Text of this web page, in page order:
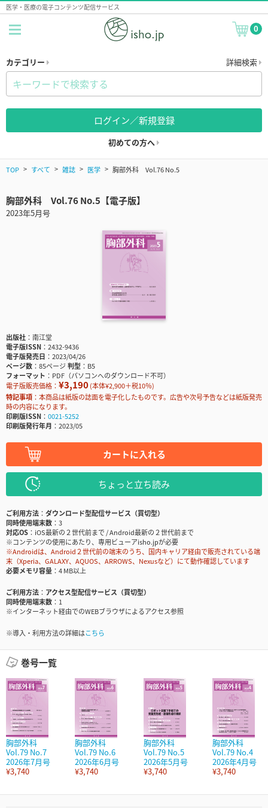
医学・医療の電子コンテンツ配信サービス
0
カテゴリー 詳細検索
ログイン／新規登録
初めての方へ
TOP すべて 雑誌 医学 胸部外科 Vol.76 No.5
胸部外科 Vol.76 No.5【電子版】
2023年5月号
出版社
南江堂
電子版ISSN
2432-9436
電子版発売日
2023/04/26
ページ数
85ページ判型
B5
フォーマット
PDF（パソコンへのダウンロード不可）
電子版販売価格： ¥3,190(本体¥2,900＋税10％)
特記事項
本商品は紙版の誌面を電子化したものです。広告や次号予告などは紙版発売
時の内容になります。
印刷版ISSN
0021-5252
印刷版発行年月
2023/05
カートに入れる
ちょっと立ち読み
ご利用方法
ダウンロード型配信サービス（買切型）
同時使用端末数
3
対応OS
iOS最新の２世代前まで / Android最新の２世代前まで
※コンテンツの使用にあたり、専用ビューアisho.jpが必要
※Androidは、Android２世代前の端末のうち、国内キャリア経由で販売されている端
末（Xperia、GALAXY、AQUOS、ARROWS、Nexusなど）にて動作確認しています
必要メモリ容量
4 MB以上
ご利用方法
アクセス型配信サービス（買切型）
同時使用端末数
1
※インターネット経由でのWEBブラウザによるアクセス参照
※導入・利用方法の詳細はこちら
巻号一覧
胸部外科
Vol.79 No.7
2026年7月号
¥3,740
胸部外科
Vol.79 No.6
2026年6月号
¥3,740
胸部外科
Vol.79 No.5
2026年5月号
¥3,740
胸部外科
Vol.79 No.4
2026年4月号
¥3,740